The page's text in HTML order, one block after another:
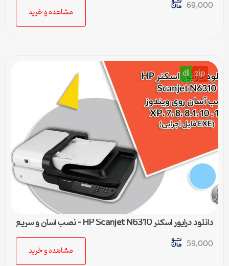
69,000
مشاهده و خرید
zip
dll
دانلود درایور اسکنر HP Scanjet N6310 – نصب آسان و سریع
برای تمامی ویندوزها
59,000
مشاهده و خرید